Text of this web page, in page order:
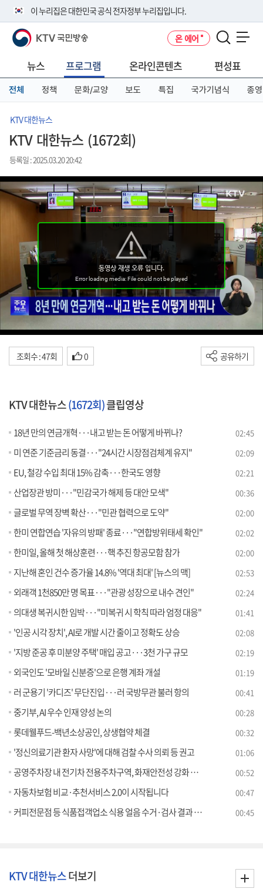
이 누리집은 대한민국 공식 전자정부 누리집입니다.
공식 누리집 주소 확인하기
니다.
이밖에 or.kr 또는 .kr등 다른 도메인 주소를 사용하고 있다면 아래 URL에
서 도메인 주소를 확인해 보세요
KTV 국민방송 온 에어
뉴스 프로그램 온라인콘텐츠 편성표
전체 정책 문화/교양 보도 특집 국가기념식 종영
KTV 대한뉴스
KTV 대한뉴스 (1672회)
등록일 : 2025.03.20 20:42
조회수 : 47회 0 공유하기
KTV 대한뉴스(1672회)클립영상
18년 만의 연금개혁···내고 받는 돈 어떻게 바뀌나? 02:45
미 연준 기준금리 동결···"24시간 시장점검체계 유지" 02:09
EU, 철강 수입 최대 15% 감축···한국도 영향 02:21
산업장관 방미···"민감국가 해제 등 대안 모색" 00:36
글로벌 무역 장벽 확산···"민관 협력으로 도약" 02:00
한미 연합연습 '자유의 방패' 종료···"연합방위태세 확인" 02:02
한미일, 올해 첫 해상훈련···핵 추진 항공모함 참가 02:00
지난해 혼인 건수 증가율 14.8% '역대 최대' [뉴스의 맥] 02:53
외래객 1천850만 명 목표···"관광 성장으로 내수 견인" 02:24
의대생 복귀시한 임박···"미복귀 시 학칙 따라 엄정 대응" 01:41
'인공 시각 장치', AI로 개발 시간 줄이고 정확도 상승 02:08
'지방 준공 후 미분양 주택' 매입 공고···3천 가구 규모 02:19
외국인도 '모바일 신분증'으로 은행 계좌 개설 01:19
러 군용기 '카디즈' 무단진입···러 국방무관 불러 항의 00:41
중기부, AI 우수 인재 양성 논의 00:28
롯데웰푸드-백년소상공인, 상생협약 체결 00:32
'정신의료기관 환자 사망'에 대해 검찰 수사 의뢰 등 권고 01:06
공영주차장 내 전기차 전용주차구역, 화재안전성 강화 필요 00:52
자동차보험 비교·추천서비스 2.0이 시작됩니다 00:47
커피전문점 등 식품접객업소 식용 얼음 수거·검사 결과 발표 00:45
KTV 대한뉴스더보기